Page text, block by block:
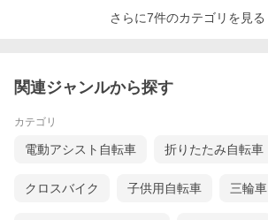
さらに7件のカテゴリを見る
関連ジャンルから探す
カテゴリ
電動アシスト自転車 折りたたみ自転車
クロスバイク 子供用自転車 三輪車